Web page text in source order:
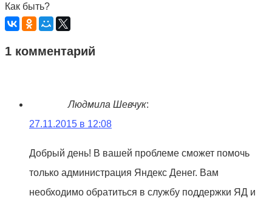
Как быть?
1 комментарий
Людмила Шевчук:
27.11.2015 в 12:08
Добрый день! В вашей проблеме сможет помочь
только администрация Яндекс Денег. Вам
необходимо обратиться в службу поддержки ЯД и